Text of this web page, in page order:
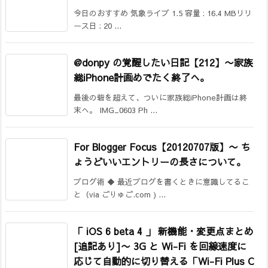
今日のおすすめ 気象ライブ 1.5 容量 : 16.4 MBリリ
ース日 : 20 ...
@donpy の覚醒したい日記【212】 〜家族
総iPhone計画めでたく終了へ。
最後の砦を超えて、ついに家族総iPhone計画は終
末へ。 IMG_0603 Ph ...
For Blogger Focus【20120707版】 〜 ち
ょうどいいエントリーの長さについて。
ブログ術 ◆ 最近ブログを書くときに意識してるこ
と（via ごりゅご.com ) ...
「 iOS 6 beta 4 」 新機能・変更点まとめ
[追記あり]〜 3G と Wi-Fi を回線速度に
応じて自動的に切り替える「Wi-Fi Plus C